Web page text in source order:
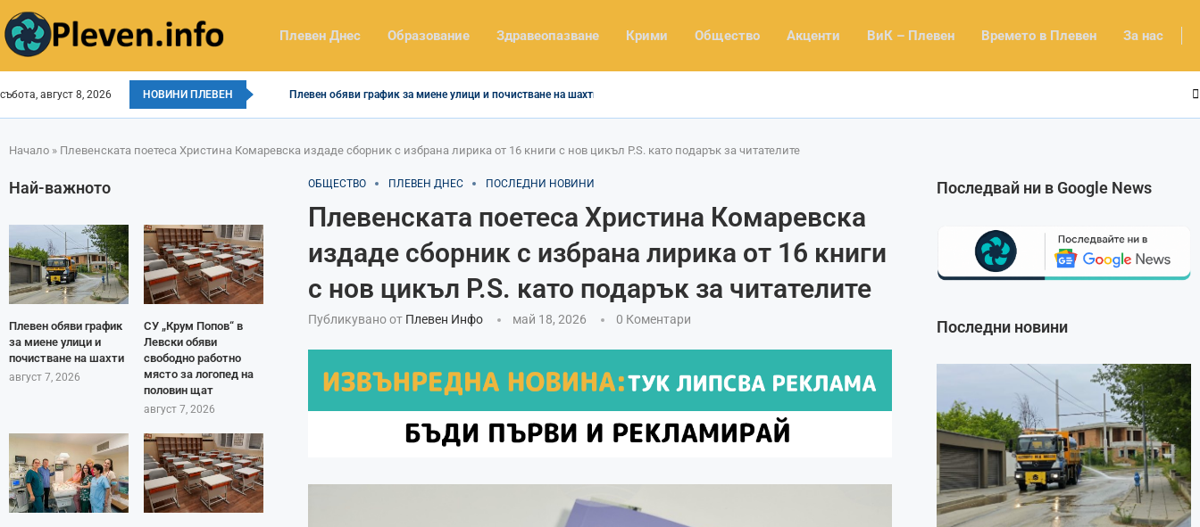
Плевен Днес Образование Здравеопазване Крими Общество Акценти ВиК – Плевен Времето в Плевен За нас
събота, август 8, 2026 НОВИНИ ПЛЕВЕН Плевен обяви график за миене улици и почистване на шахти
Начало » Плевенската поетеса Христина Комаревска издаде сборник с избрана лирика от 16 книги с нов цикъл P.S. като подарък за читателите
ОБЩЕСТВО ПЛЕВЕН ДНЕС ПОСЛЕДНИ НОВИНИ
Плевенската поетеса Христина Комаревска
издаде сборник с избрана лирика от 16 книги
с нов цикъл P.S. като подарък за читателите
Публикувано от Плевен Инфо май 18, 2026 0 Коментари
Последвай ни в Google News
Последни новини
Най-важното
Плевен обяви график
за миене улици и
почистване на шахти
август 7, 2026
СУ „Крум Попов“ в
Левски обяви
свободно работно
място за логопед на
половин щат
август 7, 2026